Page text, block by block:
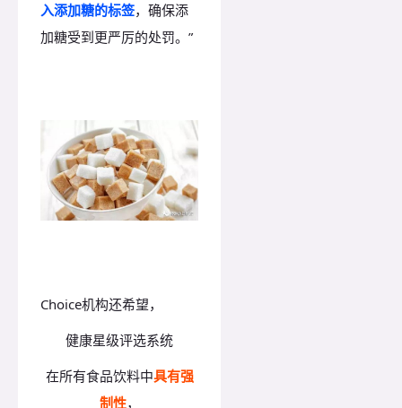
入添加糖的标签，确保添
加糖受到更严厉的处罚。”
Choice机构还希望，
健康星级评选系统
在所有食品饮料中具有强
制性，